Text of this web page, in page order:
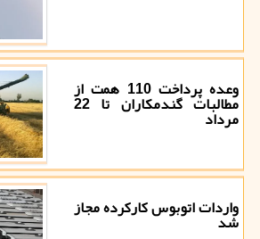
وعده پرداخت 110 همت از
مطالبات گندمکاران تا 22
مرداد
واردات اتوبوس کارکرده مجاز
شد